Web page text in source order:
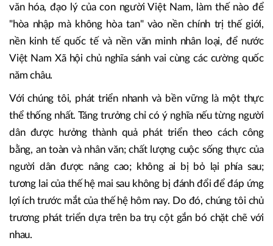
còn đối với chúng tôi lúc này: Làm thế nào để phát triển
đất nước nhanh mà vẫn giữ vững ổn định chính trị- xã hội;
làm thế nào để tăng trưởng kinh tế mà không đánh đổi
công bằng xã hội; làm thế nào để hiện đại hóa đất nước mà
không làm tổn hại đến môi trường sinh thái và các giá trị
"hòa nhập mà không hòa tan" vào nền chính trị thế giới,
nền kinh tế quốc tế và nền văn minh nhân loại, để nước
Việt Nam Xã hội chủ nghĩa sánh vai cùng các cường quốc
năm châu.
Với chúng tôi, phát triển nhanh và bền vững là một thực
thể thống nhất. Tăng trưởng chỉ có ý nghĩa nếu từng người
dân được hưởng thành quả phát triển theo cách công
bằng, an toàn và nhân văn; chất lượng cuộc sống thực của